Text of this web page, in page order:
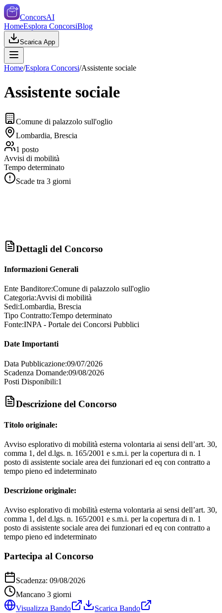
ConcorsAI
HomeEsplora ConcorsiBlog
Scarica App
Home/Esplora Concorsi/Assistente sociale
Assistente sociale
Comune di palazzolo sull'oglio
Lombardia, Brescia
1 posto
Avvisi di mobilità
Tempo determinato
Scade tra 3 giorni
Dettagli del Concorso
Informazioni Generali
Ente Banditore:Comune di palazzolo sull'oglio
Categoria:Avvisi di mobilità
Sedi:Lombardia, Brescia
Tipo Contratto:Tempo determinato
Fonte:INPA - Portale dei Concorsi Pubblici
Date Importanti
Data Pubblicazione:09/07/2026
Scadenza Domande:09/08/2026
Posti Disponibili:1
Descrizione del Concorso
Titolo originale:
Avviso esplorativo di mobilità esterna volontaria ai sensi dell’art. 30,
comma 1, del d.lgs. n. 165/2001 e s.m.i. per la copertura di n. 1
posto di assistente sociale area dei funzionari ed eq con contratto a
tempo pieno ed indeterminato
Descrizione originale:
Avviso esplorativo di mobilità esterna volontaria ai sensi dell’art. 30,
comma 1, del d.lgs. n. 165/2001 e s.m.i. per la copertura di n. 1
posto di assistente sociale area dei funzionari ed eq con contratto a
tempo pieno ed indeterminato
Partecipa al Concorso
Scadenza: 09/08/2026
Mancano 3 giorni
Visualizza Bando
Scarica Bando